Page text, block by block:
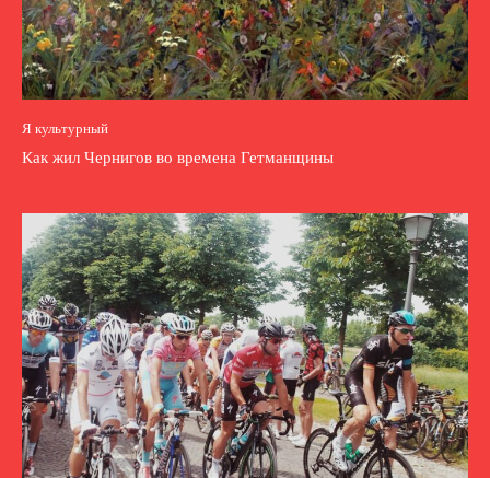
Я культурный
Как жил Чернигов во времена Гетманщины